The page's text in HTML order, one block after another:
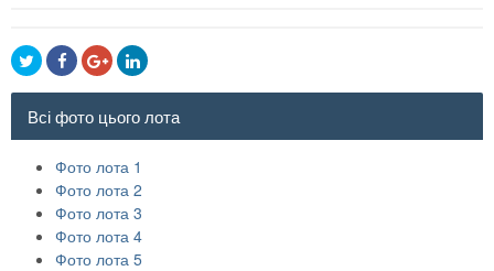
Всі фото цього лота
Фото лота 1
Фото лота 2
Фото лота 3
Фото лота 4
Фото лота 5